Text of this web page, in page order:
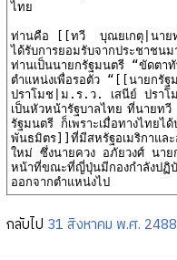
กลับไป 31 สิงหาคม พ.ศ. 2488